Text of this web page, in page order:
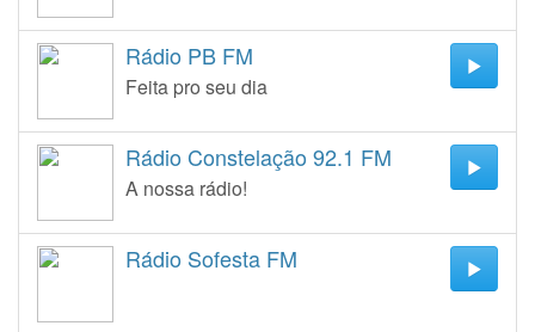
Rádio PB FM
Feita pro seu dia
Rádio Constelação 92.1 FM
A nossa rádio!
Rádio Sofesta FM